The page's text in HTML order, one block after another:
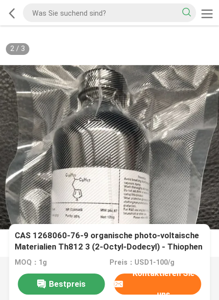
2/ 3
CAS 1268060-76-9 organische photo-voltaische
Materialien Th812 3 (2-Octyl-Dodecyl) - Thiophen
MOQ：1g Preis：USD1-100/g
Bestpreis
Kontaktieren Sie
uns